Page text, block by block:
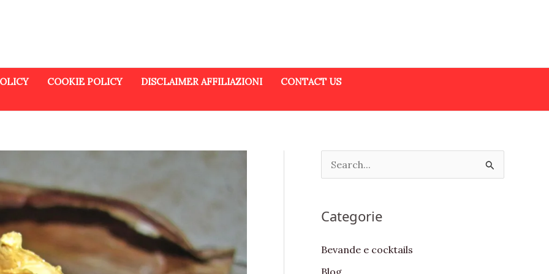
COOKIE POLICY DISCLAIMER AFFILIAZIONI
CONTACT US
e
r
Categorie
Bevande e cocktails
Blog